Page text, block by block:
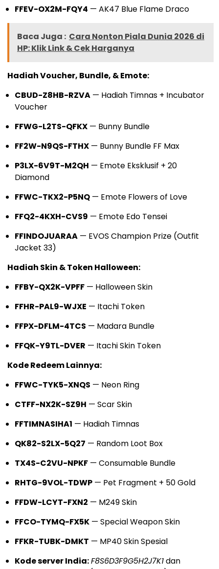
FFEV-OX2M-FQY4 — AK47 Blue Flame Draco
Baca Juga : Cara Nonton Piala Dunia 2026 di
HP: Klik Link & Cek Harganya
Hadiah Voucher, Bundle, & Emote:
CBUD-Z8HB-RZVA — Hadiah Timnas + Incubator
Voucher
FFWG-L2TS-QFKX — Bunny Bundle
FF2W-N9QS-FTHX — Bunny Bundle FF Max
P3LX-6V9T-M2QH — Emote Eksklusif + 20
Diamond
FFWC-TKX2-P5NQ — Emote Flowers of Love
FFQ2-4KXH-CVS9 — Emote Edo Tensei
FFINDOJUARAA — EVOS Champion Prize (Outfit
Jacket 33)
Hadiah Skin & Token Halloween:
FFBY-QX2K-VPFF — Halloween Skin
FFHR-PAL9-WJXE — Itachi Token
FFPX-DFLM-4TCS — Madara Bundle
FFQK-Y9TL-DVER — Itachi Skin Token
Kode Redeem Lainnya:
FFWC-TYK5-XNQS — Neon Ring
CTFF-NX2K-SZ9H — Scar Skin
FFTIMNASIHA1 — Hadiah Timnas
QK82-S2LX-5Q27 — Random Loot Box
TX4S-C2VU-NPKF — Consumable Bundle
RHTG-9VOL-TDWP — Pet Fragment + 50 Gold
FFDW-LCYT-FXN2 — M249 Skin
FFCO-TYMQ-FX5K — Special Weapon Skin
FFKR-TUBK-DMKT — MP40 Skin Spesial
Kode server India:F8S6D3F9G5H2J7K1dan